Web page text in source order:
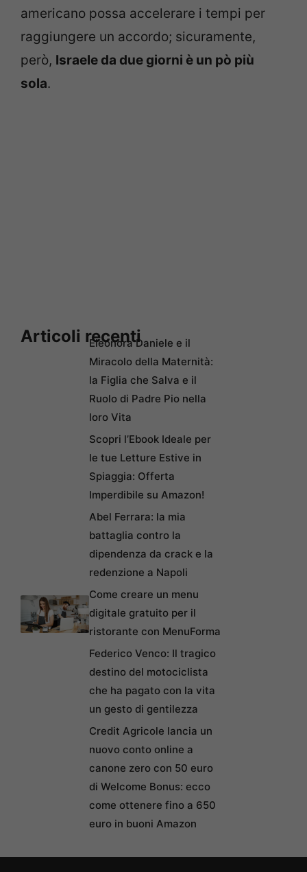
americano possa accelerare i tempi per
raggiungere un accordo; sicuramente,
però, Israele da due giorni è un pò più
sola.
Articoli recentiEleonora Daniele e il
Miracolo della Maternità:
la Figlia che Salva e il
Ruolo di Padre Pio nella
loro Vita
Scopri l’Ebook Ideale per
le tue Letture Estive in
Spiaggia: Offerta
Imperdibile su Amazon!
Abel Ferrara: la mia
battaglia contro la
dipendenza da crack e la
redenzione a Napoli
Come creare un menu
digitale gratuito per il
ristorante con MenuForma
Federico Venco: Il tragico
destino del motociclista
che ha pagato con la vita
un gesto di gentilezza
Credit Agricole lancia un
nuovo conto online a
canone zero con 50 euro
di Welcome Bonus: ecco
come ottenere fino a 650
euro in buoni Amazon